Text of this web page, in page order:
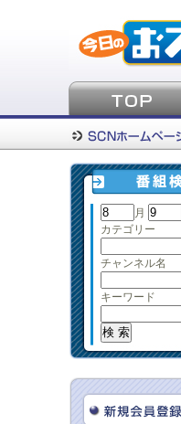
月
カテゴリー
チャンネル名
キーワード